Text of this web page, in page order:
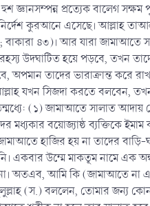
জ্ঞানসম্পন্ন প্রত্যেক বালেগ
কুরআনে এসেছে। আল্লাহ
৪৩)। আর যারা জামাআতে
উদঘাটিত হয়ে পড়বে, তখন
অপমান তাদের ভারাক্রান্ত
যখন সিজদা করতে বলবেন,
(১) জামাআতে সালাত আদায়
বয়োজ্যাষ্ঠ ব্যক্তিকে
হাজির হয় না তাদের
একবার উম্মে মাকতূম নামে
অতএব, আমি কি (জামাআতে না
(স.) বললেন, তোমার